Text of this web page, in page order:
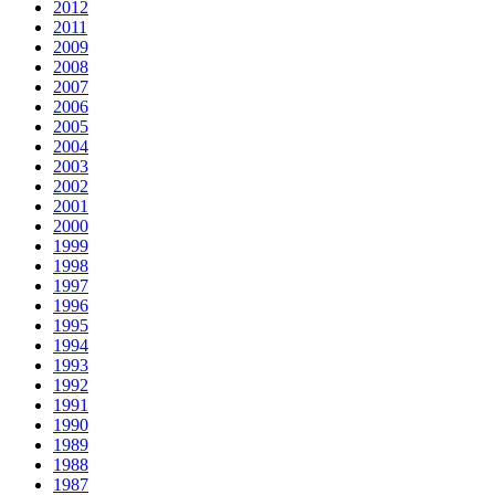
2012
2011
2009
2008
2007
2006
2005
2004
2003
2002
2001
2000
1999
1998
1997
1996
1995
1994
1993
1992
1991
1990
1989
1988
1987